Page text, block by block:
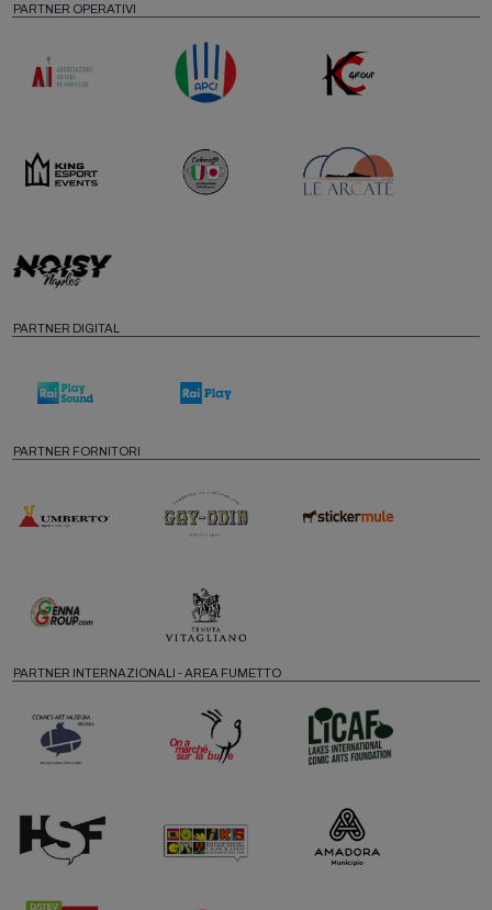
PARTNER OPERATIVI
PARTNER DIGITAL
PARTNER FORNITORI
PARTNER INTERNAZIONALI - AREA FUMETTO